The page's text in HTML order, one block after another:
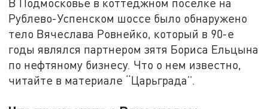
Рублево-Успенском шоссе было обнаружено
тело Вячеслава Ровнейко, который в 90-е
годы являлся партнером зятя Бориса Ельцына
по нефтяному бизнесу. Что о нем известно,
читайте в материале “Царьграда”.